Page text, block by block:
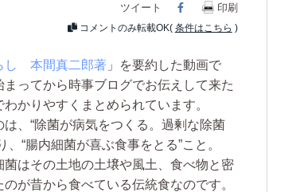
ツイート Facebook
印刷
コメントのみ転載OK( 条件はこちら )
し 本間真二郎著 」を要約した動画で
ってから時事ブログでお伝えして来た
かりやすくまとめられています。
、“除菌が病気をつくる。過剰な除菌
“腸内細菌が喜ぶ食事をとる”こと。
はその土地の土壌や風土、食べ物と密
が昔から食べている伝統食なのです。